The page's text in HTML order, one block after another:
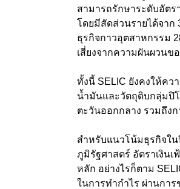
สามารถรักษาระดับอัต
โดยมีสัดส่วนรายได้จาก
ธุรกิจกาวอุตสาหกรรม
เสี่ยงจากความผันผวนข
ทั้งนี้ SELIC ยังคงให้คว
น้ำมันและวัตถุดิบกลุ่มปิ
ตะวันออกกลาง รวมถึง
สำหรับแนวโน้มธุรกิจใ
ภูมิรัฐศาสตร์ อัตราเงิน
หลัก อย่างไรก็ตาม
ในการทำกำไร ผ่านกา